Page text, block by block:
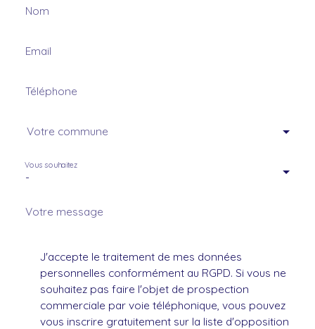
Nom
Email
Téléphone
Votre commune
-
Vous souhaitez
Votre message
J'accepte le traitement de mes données
personnelles conformément au RGPD. Si vous ne
souhaitez pas faire l'objet de prospection
commerciale par voie téléphonique, vous pouvez
vous inscrire gratuitement sur la liste d'opposition